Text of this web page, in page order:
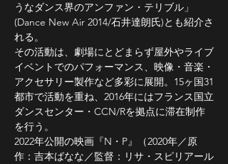
うなダンス界のアンファン・テリブル」
(Dance New Air 2014/石井達朗氏)とも紹介さ
れる。
その活動は、劇場にとどまらず屋外やライブ
イベントでのパフォーマンス、映像・音楽・
アクセサリー製作など多彩に展開。15ヶ国31
都市で活動を重ね、2016年にはフランス国立
ダンスセンター・CCN/Rを拠点に滞在制作
を行う。
2022年公開の映画『N・P』（2020年／原
作：吉本ばなな／監督：リサ・スピリアール